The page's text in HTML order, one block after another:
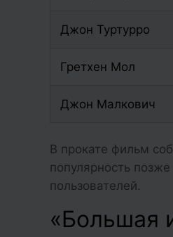
Джон Туртурро
Гретхен Мол
Джон Малкович
В прокате фильм
популярность
пользователей.
«Большая